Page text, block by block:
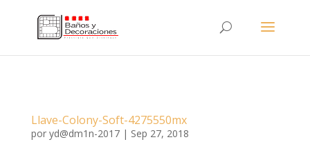
Llave-Colony-Soft-4275550mx
por yd@dm1n-2017| Sep 27, 2018